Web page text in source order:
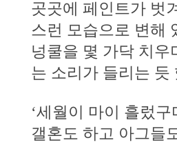
곳곳에 페인트가 벗
스런 모습으로 변해
넝쿨을 몇 가닥 치
는 소리가 들리는 듯
‘세월이 마이 흘렀
갤혼도 하고 아그들